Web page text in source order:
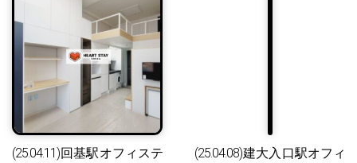
(25.04.11)回基駅オフィステ
(25.04.08)建大入口駅オフィ